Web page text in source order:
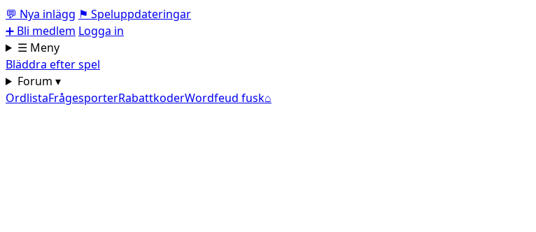
💬 Nya inlägg ⚑ Speluppdateringar
➕ Bli medlem Logga in
☰ Meny
Bläddra efter spel
Forum ▾
OrdlistaFrågesporterRabattkoderWordfeud fusk⌂